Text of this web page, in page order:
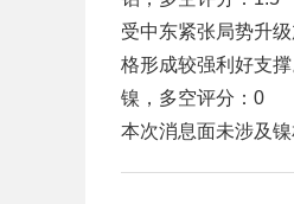
受中东紧张局势升
格形成较强利好支撑
镍，多空评分：0
本次消息面未涉及